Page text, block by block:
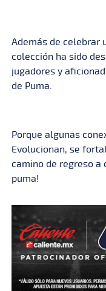
Además de celebrar
colección ha sido
jugadores y
de Puma.
Porque algunas
Evolucionan, se
camino de regreso a
puma!